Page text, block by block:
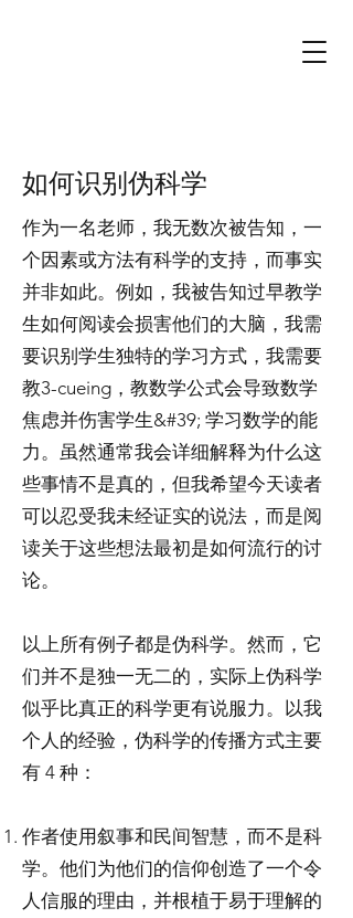
如何识别伪科学
作为一名老师，我无数次被告知，一
个因素或方法有科学的支持，而事实
并非如此。例如，我被告知过早教学
生如何阅读会损害他们的大脑，我需
要识别学生独特的学习方式，我需要
教3-cueing，教数学公式会导致数学
焦虑并伤害学生&#39; 学习数学的能
力。虽然通常我会详细解释为什么这
些事情不是真的，但我希望今天读者
可以忍受我未经证实的说法，而是阅
读关于这些想法最初是如何流行的讨
论。
以上所有例子都是伪科学。然而，它
们并不是独一无二的，实际上伪科学
似乎比真正的科学更有说服力。以我
个人的经验，伪科学的传播方式主要
有 4 种：
作者使用叙事和民间智慧，而不是科
学。他们为他们的信仰创造了一个令
人信服的理由，并根植于易于理解的